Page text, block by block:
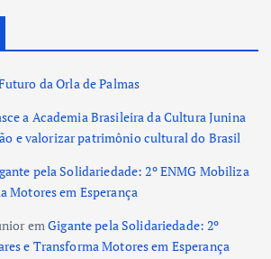
da Orla de Palmas
a Academia Brasileira da Cultura Junina
e valorizar patrimônio cultural do Brasil
pela Solidariedade: 2º ENMG Mobiliza
Motores em Esperança
emGigante pela Solidariedade: 2º
e Transforma Motores em Esperança